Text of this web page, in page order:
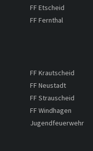
FF Etscheid
FF Fernthal
FF Krautscheid
FF Neustadt
FF Strauscheid
FF Windhagen
Jugendfeuerwehr